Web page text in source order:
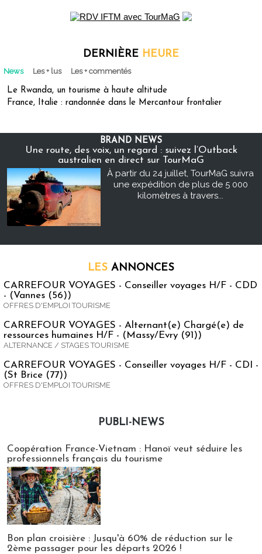
DERNIÈRE HEURE
News Les + lus Les + commentés
Le Rwanda, un tourisme à haute altitude
France, Italie : randonnée dans le Mercantour frontalier
BRAND NEWS
Une route, des voix, un regard : suivez l’Outback
australien en direct sur TourMaG
À partir du 24 juillet, TourMaG suivra
une expédition de plus de 5 000
kilomètres à travers...
LES ANNONCES
CARREFOUR VOYAGES - Conseiller voyages H/F - CDD
- (Vannes (56))
OFFRES D'EMPLOI TOURISME
CARREFOUR VOYAGES - Alternant(e) Chargé(e) de
ressources humaines H/F - (Massy/Evry (91))
ALTERNANCE / STAGES TOURISME
CARREFOUR VOYAGES - Conseiller voyages H/F - CDI -
(St Brice (77))
OFFRES D'EMPLOI TOURISME
PUBLI-NEWS
Coopération France-Vietnam : Hanoï veut séduire les
professionnels français du tourisme
Bon plan croisière : Jusqu'à 60% de réduction sur le
2ème passager pour les départs 2026 !